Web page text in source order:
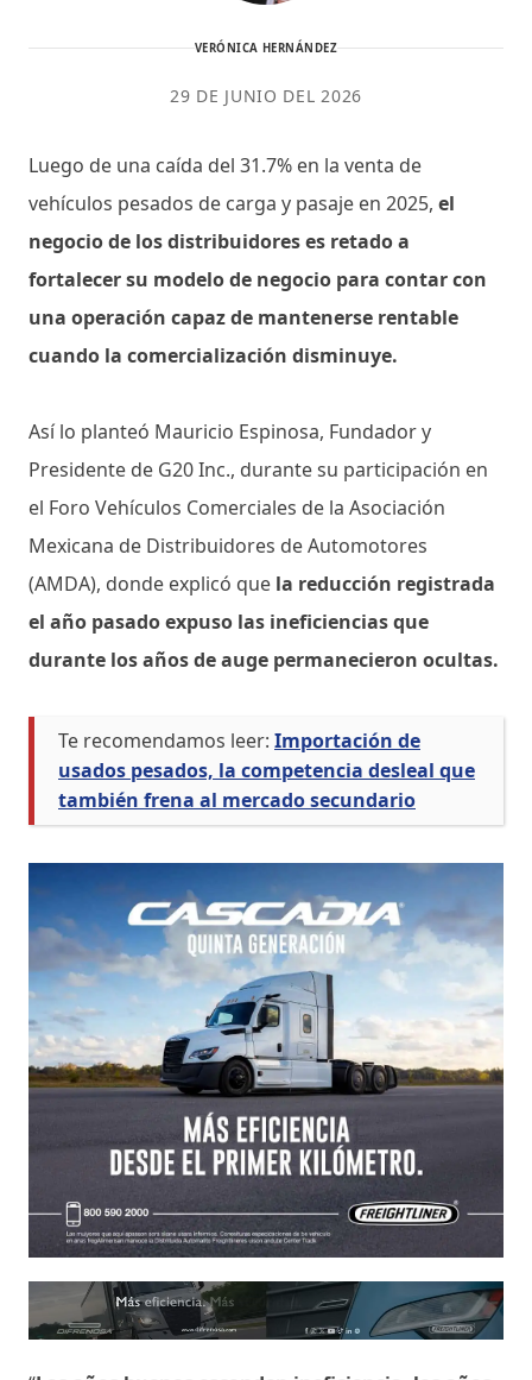
VERÓNICA HERNÁNDEZ
29 DE JUNIO DEL 2026
Luego de una caída del 31.7% en la venta de
vehículos pesados de carga y pasaje en 2025, el
negocio de los distribuidores es retado a
fortalecer su modelo de negocio para contar con
una operación capaz de mantenerse rentable
cuando la comercialización disminuye.
Así lo planteó Mauricio Espinosa, Fundador y
Presidente de G20 Inc., durante su participación en
el Foro Vehículos Comerciales de la Asociación
Mexicana de Distribuidores de Automotores
(AMDA), donde explicó que la reducción registrada
el año pasado expuso las ineficiencias que
durante los años de auge permanecieron ocultas.
Te recomendamos leer: Importación de
usados pesados, la competencia desleal que
también frena al mercado secundario